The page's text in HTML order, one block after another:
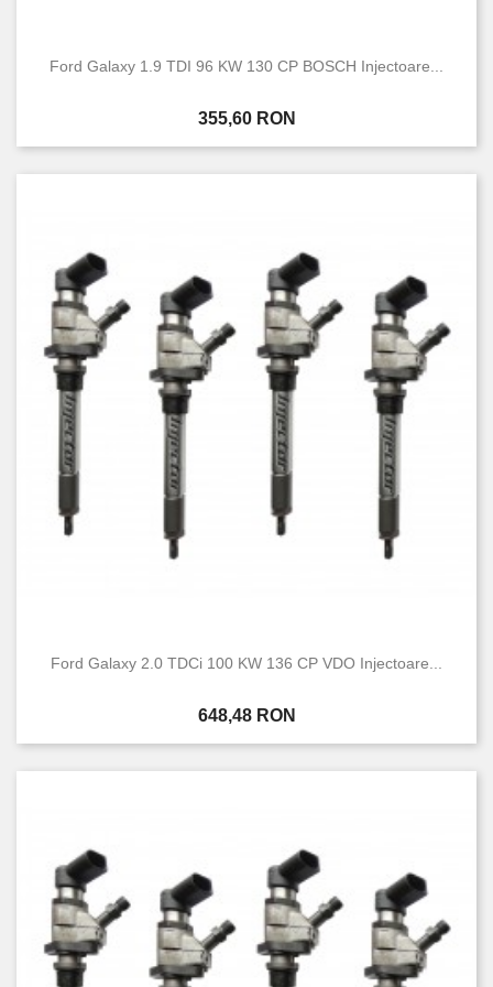
Ford Galaxy 1.9 TDI 96 KW 130 CP BOSCH Injectoare...
Pret
355,60 RON
Ford Galaxy 2.0 TDCi 100 KW 136 CP VDO Injectoare...
Pret
648,48 RON